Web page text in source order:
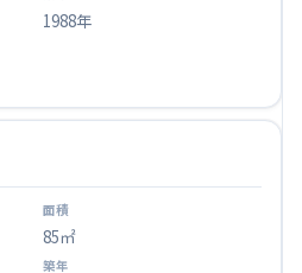
1988年
85㎡